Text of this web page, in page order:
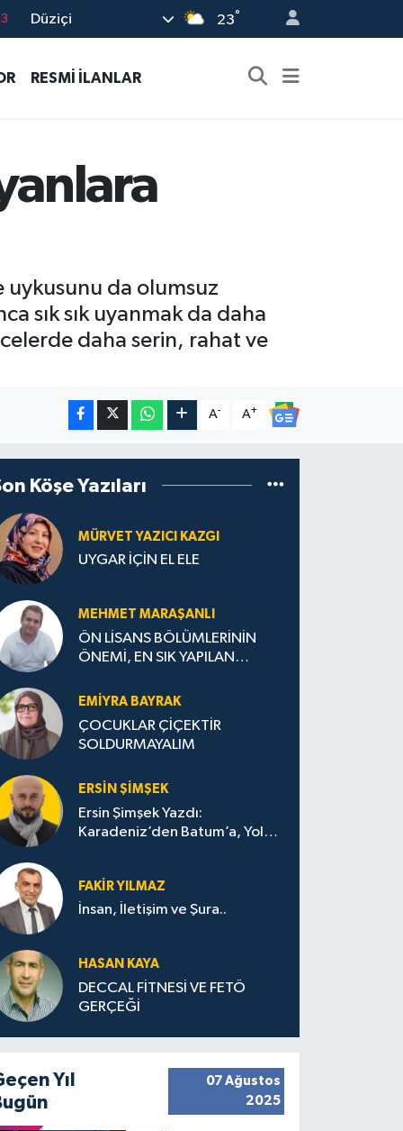
Düziçi 23°
RESMİ İLANLAR
uykusunu da olumsuz
sık sık uyanmak da daha
daha serin, rahat ve
A- A+
Köşe Yazıları
MÜRVET YAZICI KAZGI
UYGAR İÇİN EL ELE
MEHMET MARAŞANLI
ÖN LİSANS BÖLÜMLERİNİN
ÖNEMİ, EN SIK YAPILAN
STRATEJİLERİ
EMIYRA BAYRAK
ÇOCUKLAR ÇİÇEKTİR
SOLDURMAYALIM
ERSIN ŞIMŞEK
Ersin Şimşek Yazdı:
Karadeniz’den Batum’a, Yolun
FAKIR YILMAZ
İnsan, İletişim ve Şura..
HASAN KAYA
DECCAL FİTNESİ VE FETÖ
GERÇEĞİ
Yıl
07 Ağustos
2025